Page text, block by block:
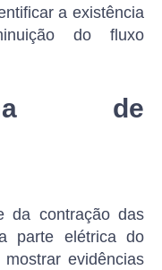
a existência
do fluxo
de
da contração das
parte elétrica do
evidências